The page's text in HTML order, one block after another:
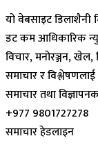
यो वेबसाइट डिलाशैनी
डट कम आधिकारिक
विचार, मनोरञ्जन, खेल,
समाचार र
समाचार तथा
+977 9801727278
समाचार हेडलाइन